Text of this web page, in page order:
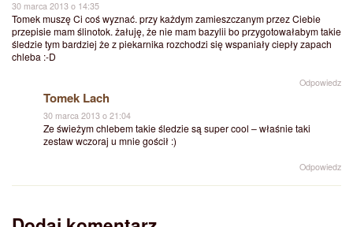
30 marca 2013 o 14:35
Tomek muszę Ci coś wyznać. przy każdym zamieszczanym przez Ciebie
przepisie mam ślinotok. żałuję, że nie mam bazylii bo przygotowałabym takie
śledzie tym bardziej że z piekarnika rozchodzi się wspaniały ciepły zapach
chleba :-D
Odpowiedz
Tomek Lach
30 marca 2013 o 21:04
Ze świeżym chlebem takie śledzie są super cool – właśnie taki
zestaw wczoraj u mnie gościł :)
Odpowiedz